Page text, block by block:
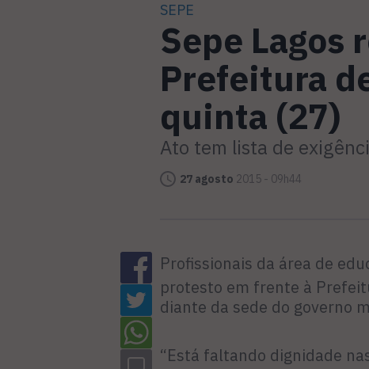
SEPE
Sepe Lagos
Prefeitura
quinta (27)
Ato tem lista de
27 agosto 2015 - 09h44
Profissionais da área de
protesto em frente à
diante da sede do governo
“Está faltando dignidade